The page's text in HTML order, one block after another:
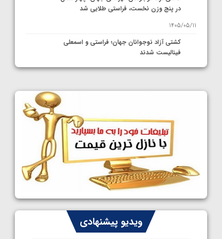
در پنج وزن نخست، فراستی طلایی شد
1405/05/11
کشتی آزاد نوجوانان جهان؛ فراستی و اسمعلی
فینالیست شدند
1405/05/09
کشتی فرنگی نوجوانان جهان؛ سکوی تیمی
سوم برای ایران
1405/05/07
ایران چشم به راه چهار مدال در پنج وزن دوم
کشتی فرنگی نوجوانان جهان
1405/05/06
کشتی فرنگی نوجوان جهان؛ رضایی تنها طلایی
پنج وزن نخستویدیو پیشنهادی